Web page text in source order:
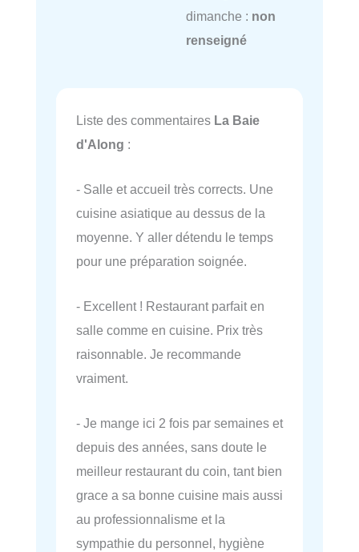
dimanche : non
renseigné
Liste des commentaires La Baie
d'Along :
- Salle et accueil très corrects. Une
cuisine asiatique au dessus de la
moyenne. Y aller détendu le temps
pour une préparation soignée.
- Excellent ! Restaurant parfait en
salle comme en cuisine. Prix très
raisonnable. Je recommande
vraiment.
- Je mange ici 2 fois par semaines et
depuis des années, sans doute le
meilleur restaurant du coin, tant bien
grace a sa bonne cuisine mais aussi
au professionnalisme et la
sympathie du personnel, hygiène